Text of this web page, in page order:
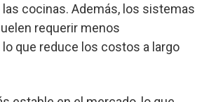
cocinas. Además, los sistemas
requerir menos
que reduce los costos a largo